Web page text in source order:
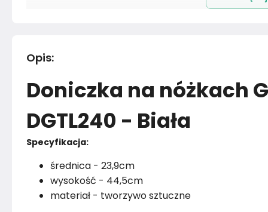
Opis:
Doniczka na nóżkach
DGTL240 - Biała
Specyfikacja:
średnica - 23,9cm
wysokość - 44,5cm
materiał - tworzywo sztuczne